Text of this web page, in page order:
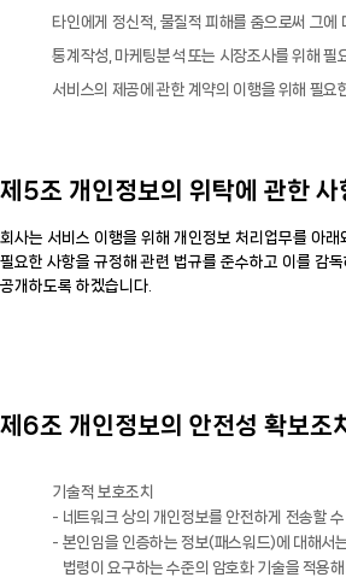
타인에게 정신적, 물질적 피해를 줌으로써 그
통계작성, 마케팅분석 또는 시장조사를 위해 필
서비스의 제공에 관한 계약의 이행을 위해 필
제5조 개인정보의 위탁에 관한 사
회사는 서비스 이행을 위해 개인정보 처리업무를 아
필요한 사항을 규정해 관련 법규를 준수하고 이를 감
공개하도록 하겠습니다.
제6조 개인정보의 안전성 확보조
기술적 보호조치
네트워크 상의 개인정보를 안전하게 전송할
본인임을 인증하는 정보(패스워드)에 대해서
법령이 요구하는 수준의 암호화 기술을 적용